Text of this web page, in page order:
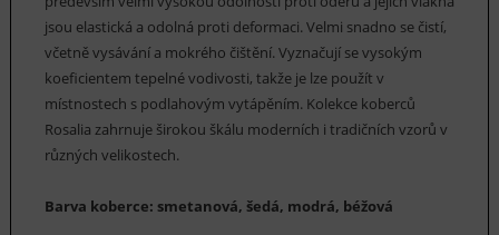
jsou elastická a odolná proti deformaci. Velmi snadno se čistí,
včetně vysávání a mokrého čištění. Vyznačují se vysokým
koeficientem tepelné vodivosti, takže je lze použít v
místnostech s podlahovým vytápěním. Kolekce koberců
Rosalia zahrnuje širokou škálu moderních i tradičních vzorů v
různých velikostech.
Barva koberce: smetanová, šedá, modrá, béžová